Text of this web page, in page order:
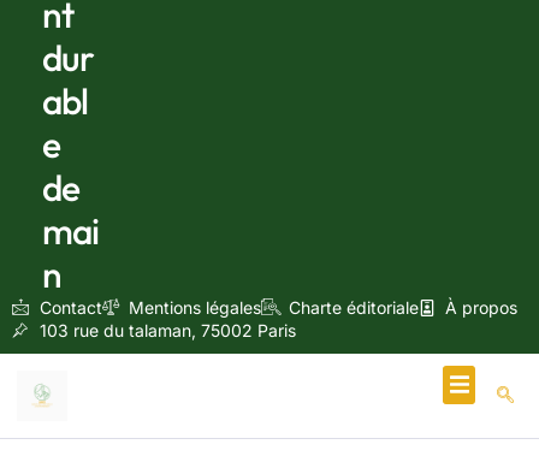
nt
dur
abl
e
de
mai
n
Contact Mentions légales Charte éditoriale
À propos
103 rue du talaman, 75002 Paris